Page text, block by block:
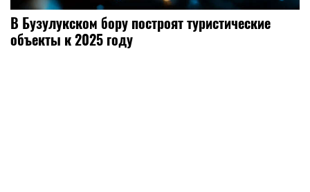
В Бузулукском бору построят туристические
объекты к 2025 году